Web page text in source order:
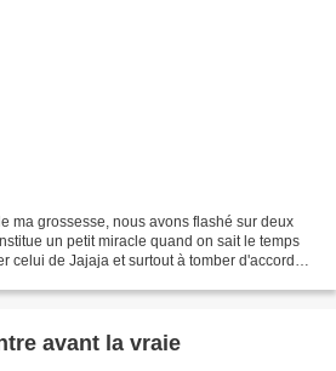
ma grossesse, nous avons flashé sur deux
un petit miracle quand on sait le temps
celui de Jajaja et surtout à tomber d'accord
avant la vraie